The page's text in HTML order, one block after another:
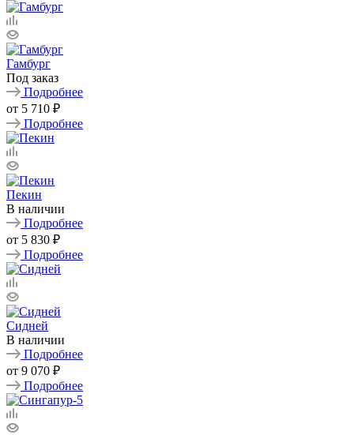
Гамбург
Под заказ
Подробнее
от 5 710 ₽
Подробнее
Пекин
В наличии
Подробнее
от 5 830 ₽
Подробнее
Сидней
В наличии
Подробнее
от 9 070 ₽
Подробнее